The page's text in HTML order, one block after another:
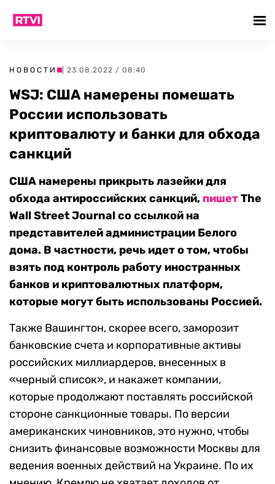
НОВОСТИ | 23.08.2022 / 08:40
WSJ: США намерены помешать
России использовать
криптовалюту и банки для обхода
санкций
США намерены прикрыть лазейки для
обхода антироссийских санкций, пишетThe
Wall Street Journal со ссылкой на
представителей администрации Белого
дома. В частности, речь идет о том, чтобы
взять под контроль работу иностранных
банков и криптовалютных платформ,
которые могут быть использованы Россией.
Также Вашингтон, скорее всего, заморозит
банковские счета и корпоративные активы
российских миллиардеров, внесенных в
«черный список», и накажет компании,
которые продолжают поставлять российской
стороне санкционные товары. По версии
американских чиновников, это нужно, чтобы
снизить финансовые возможности Москвы для
ведения военных действий на Украине. По их